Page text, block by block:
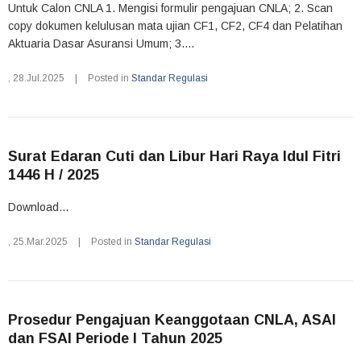
Untuk Calon CNLA 1. Mengisi formulir pengajuan CNLA; 2. Scan
copy dokumen kelulusan mata ujian CF1, CF2, CF4 dan Pelatihan
Aktuaria Dasar Asuransi Umum; 3....
, 28.Jul.2025 Posted in Standar Regulasi
Surat Edaran Cuti dan Libur Hari Raya Idul Fitri
1446 H / 2025
Download...
, 25.Mar.2025 Posted in Standar Regulasi
Prosedur Pengajuan Keanggotaan CNLA, ASAI
dan FSAI Periode I Tahun 2025